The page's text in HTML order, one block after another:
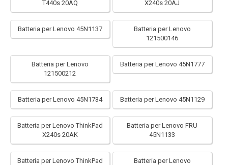
T440s 20AQ
X240s 20AJ
Batteria per Lenovo 45N1137
Batteria per Lenovo
121500146
Batteria per Lenovo
121500212
Batteria per Lenovo 45N1777
Batteria per Lenovo 45N1734 Batteria per Lenovo 45N1129
Batteria per Lenovo ThinkPad
X240s 20AK
Batteria per Lenovo FRU
45N1133
Batteria per Lenovo ThinkPad
Batteria per Lenovo